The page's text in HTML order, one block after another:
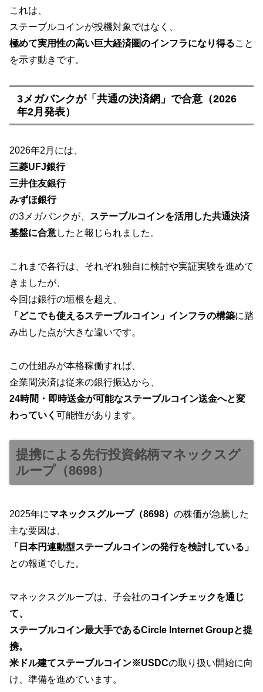
これは、
ステーブルコインが投機対象ではなく、
極めて実用性の高い巨大経済圏のインフラになり得ること
を示す動きです。
3メガバンクが「共通の決済網」で合意（2026
年2月発表）
2026年2月には、
三菱UFJ銀行
三井住友銀行
みずほ銀行
の3メガバンクが、
ステーブルコインを活用した共通決済
基盤に合意したと報じられました。
これまで各行は、それぞれ独自に検討や実証実験を進めて
きましたが、
今回は銀行の垣根を超え、
「どこでも使えるステーブルコイン」インフラの構築に踏
み出した点が大きな違いです。
この仕組みが本格稼働すれば、
企業間決済は従来の銀行振込から、
24時間・即時送金が可能なステーブルコイン送金へと変
わっていく 可能性があります。
提携による先行投資銘柄マネックスグ
ループ（8698）
2025年にマネックスグループ（8698） の株価が急騰した
主な要因は、
「日本円連動型ステーブルコインの発行を検討している」
との報道でした。
マネックスグループは、子会社のコインチェックを通じ
て、
ステーブルコイン最大手であるCircle Internet Groupと提
携。
米ドル建てステーブルコイン※USDCの取り扱い開始に向
け、準備を進めています。